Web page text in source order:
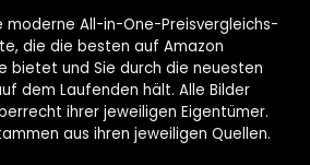
moderne All-in-One-Preisvergleichs-
die die besten auf Amazon
bietet und Sie durch die neuesten
dem Laufenden hält. Alle Bilder
ihrer jeweiligen Eigentümer.
aus ihren jeweiligen Quellen.